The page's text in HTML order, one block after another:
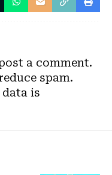
a comment.
spam.
is